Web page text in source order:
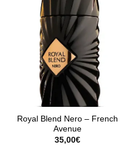
Royal Blend Nero – French
Avenue
35,00€